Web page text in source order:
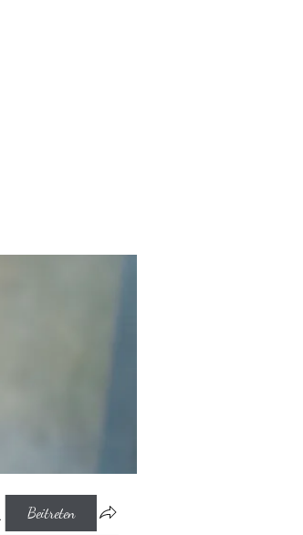
Beitreten